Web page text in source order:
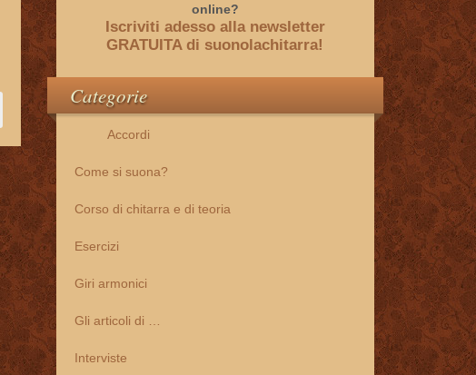
online?
Iscriviti adesso alla newsletter
GRATUITA di suonolachitarra!
Categorie
Accordi
Come si suona?
Corso di chitarra e di teoria
Esercizi
Giri armonici
Gli articoli di …
Interviste